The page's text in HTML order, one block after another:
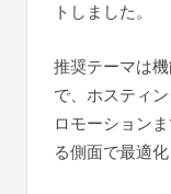
トしました。
推奨テーマは
で、ホスティ
ロモーション
る側面で最適化